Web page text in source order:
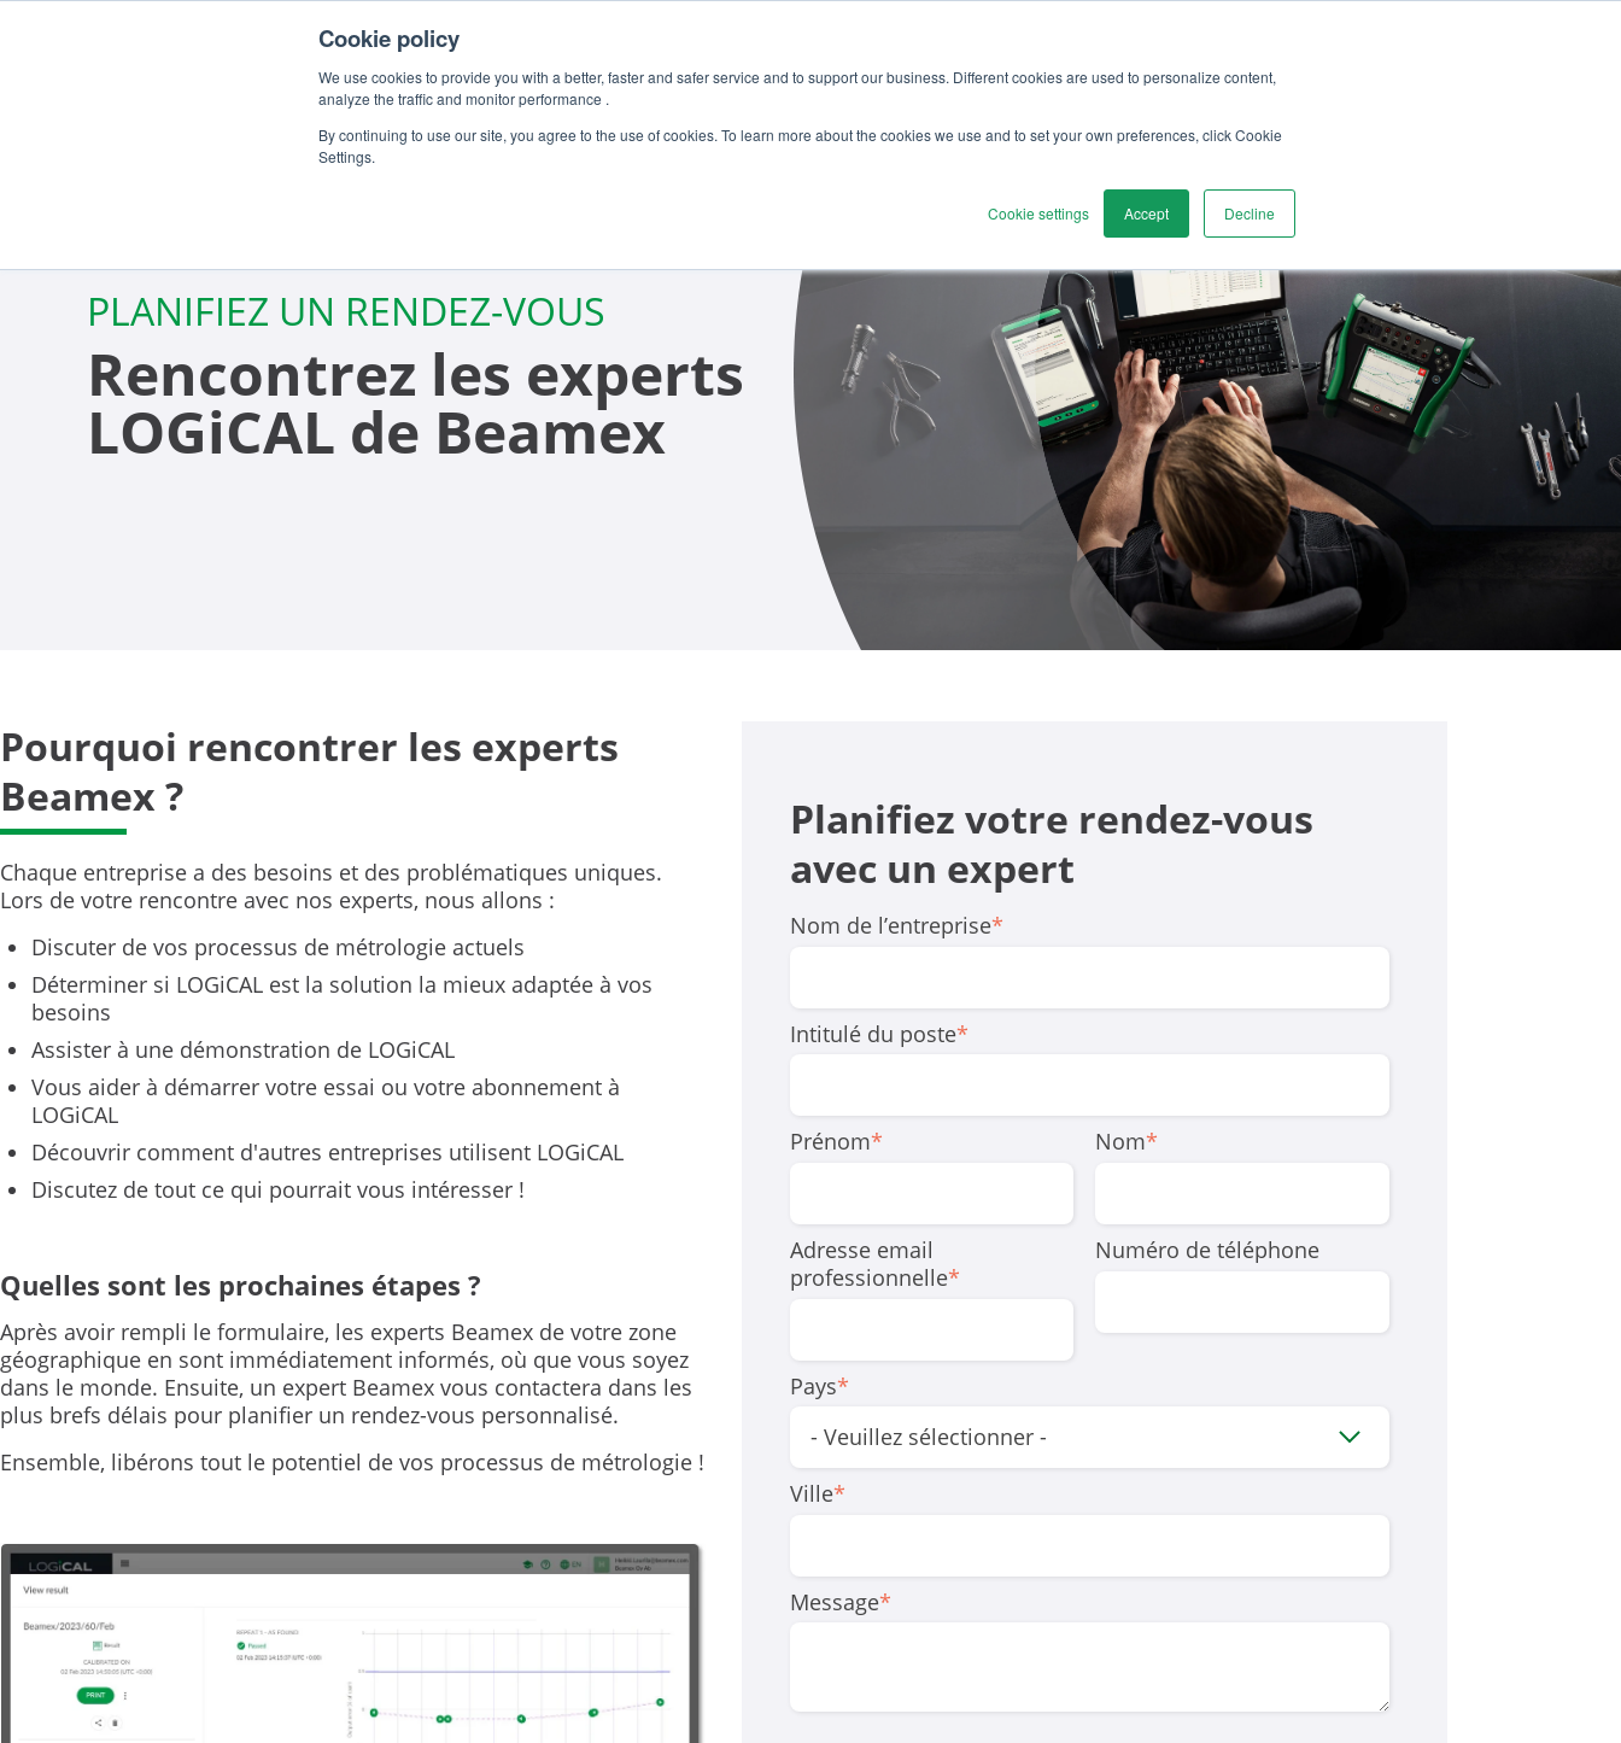
Cookie policy
We use cookies to provide you with a better, faster and safer service and to support our business. Different cookies are used to personalize content,
analyze the traffic and monitor performance .
By continuing to use our site, you agree to the use of cookies. To learn more about the cookies we use and to set your own preferences, click Cookie
Settings.
Cookie settings Accept Decline
PLANIFIEZ UN RENDEZ-VOUS
Rencontrez les experts
LOGiCAL de Beamex
Pourquoi rencontrer les experts
Beamex ?
Chaque entreprise a des besoins et des problématiques uniques.
Lors de votre rencontre avec nos experts, nous allons :
Discuter de vos processus de métrologie actuels
Déterminer si LOGiCAL est la solution la mieux adaptée à vos
besoins
Assister à une démonstration de LOGiCAL
Vous aider à démarrer votre essai ou votre abonnement à
LOGiCAL
Découvrir comment d'autres entreprises utilisent LOGiCAL
Discutez de tout ce qui pourrait vous intéresser !
Quelles sont les prochaines étapes ?
Après avoir rempli le formulaire, les experts Beamex de votre zone
géographique en sont immédiatement informés, où que vous soyez
dans le monde. Ensuite, un expert Beamex vous contactera dans les
plus brefs délais pour planifier un rendez-vous personnalisé.
Ensemble, libérons tout le potentiel de vos processus de métrologie !
Planifiez votre rendez-vous
avec un expert
Nom de l’entreprise*
Intitulé du poste*
Prénom* Nom*
Adresse email
professionnelle*
Numéro de téléphone
Pays*
Ville*
Message*